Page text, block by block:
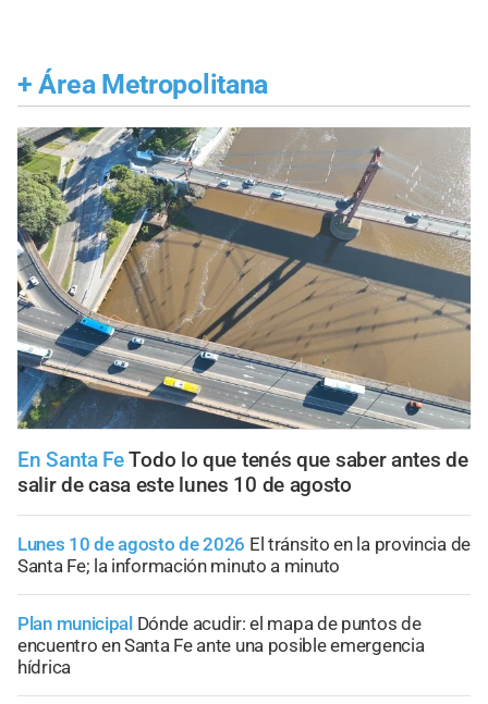
+ Área Metropolitana
En Santa FeTodo lo que tenés que saber antes de
salir de casa este lunes 10 de agosto
Lunes 10 de agosto de 2026 El tránsito en la provincia de
Santa Fe; la información minuto a minuto
Plan municipal Dónde acudir: el mapa de puntos de
encuentro en Santa Fe ante una posible emergencia
hídrica